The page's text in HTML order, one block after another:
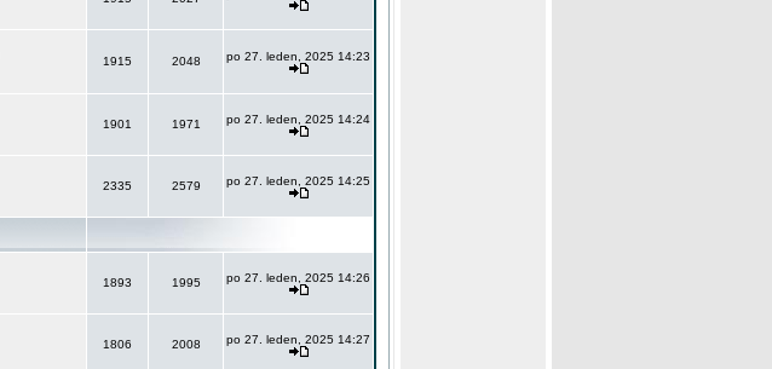
1915 2048 po 27. leden, 2025 14:23
1901 1971 po 27. leden, 2025 14:24
2335 2579 po 27. leden, 2025 14:25
1893 1995 po 27. leden, 2025 14:26
1806 2008 po 27. leden, 2025 14:27